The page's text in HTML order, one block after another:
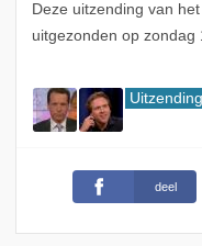
Deze uitzending van
uitgezonden op zondag
deel